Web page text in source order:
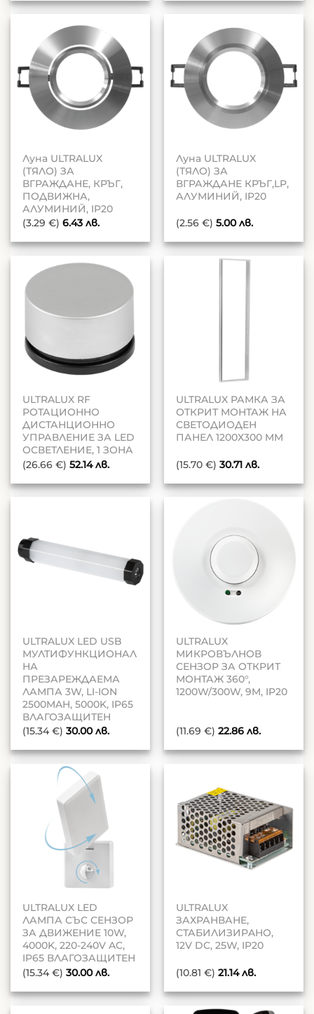
Луна ULTRALUX
(ТЯЛО) ЗА
ВГРАЖДАНЕ, КРЪГ,
ПОДВИЖНА,
АЛУМИНИЙ, IP20
(3.29 €) 6.43лв.
Луна ULTRALUX
(ТЯЛО) ЗА
ВГРАЖДАНЕ КРЪГ,LP,
АЛУМИНИЙ, IP20
(2.56 €) 5.00лв.
ULTRALUX RF
РОТАЦИОННО
ДИСТАНЦИОННО
УПРАВЛЕНИЕ ЗА LED
ОСВЕТЛЕНИЕ, 1 ЗОНА
(26.66 €) 52.14лв.
ULTRALUX РАМКА ЗА
ОТКРИТ МОНТАЖ НА
СВЕТОДИОДЕН
ПАНЕЛ 1200Х300 MM
(15.70 €) 30.71лв.
ULTRALUX LED USB
МУЛТИФУНКЦИОНАЛ
НА
ПРЕЗАРЕЖДАЕМА
ЛАМПА 3W, LI-ION
2500MAH, 5000K, IP65
ВЛАГОЗАЩИТЕН
(15.34 €) 30.00лв.
ULTRALUX
МИКРОВЪЛНОВ
СЕНЗОР ЗА ОТКРИТ
МОНТАЖ 360°,
1200W/300W, 9M, IP20
(11.69 €) 22.86лв.
ULTRALUX LED
ЛАМПА СЪС СЕНЗОР
ЗА ДВИЖЕНИЕ 10W,
4000K, 220-240V AC,
IP65 ВЛАГОЗАЩИТЕН
(15.34 €) 30.00лв.
ULTRALUX
ЗАХРАНВАНЕ,
СТАБИЛИЗИРAНО,
12V DC, 25W, IP20
(10.81 €) 21.14лв.